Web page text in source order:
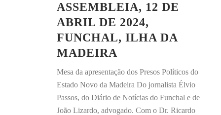
ASSEMBLEIA, 12 DE
ABRIL DE 2024,
FUNCHAL, ILHA DA
MADEIRA
Mesa da apresentação dos Presos Políticos do
Estado Novo da Madeira Do jornalista Élvio
Passos, do Diário de Notícias do Funchal e de
João Lizardo, advogado. Com o Dr. Ricardo